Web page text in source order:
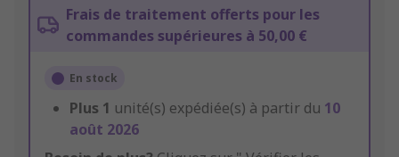
Frais de traitement offerts pour les
commandes supérieures à 50,00 €
En stock
Plus 1 unité(s) expédiée(s) à partir du 10
août 2026